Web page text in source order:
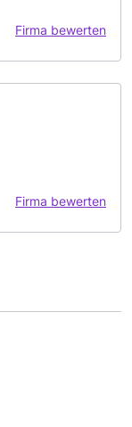
Firma bewerten
Firma bewerten